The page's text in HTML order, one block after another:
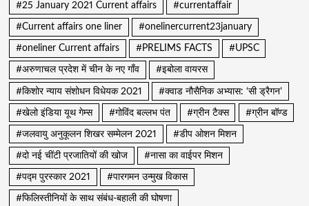
#25 January 2021 Current affairs #currentaffair
#Current affairs one liner #onelinercurrent23january
#oneliner Current affairs #PRELIMS FACTS #UPSC
#अरुणाचल प्रदेश में चीन के नए गाँव #इबोला वायरस
#किशोर न्याय संशोधन विधेयक 2021 #क्वाड नौसैनिक अभ्यास: ‘सी ड्रैगन’
#खेलो इंडिया यूथ गेम्स #गोविंद बल्लभ पंत #ग्रीन टैक्स #ग्रीन बॉण्ड
#जलवायु अनुकूलन शिखर सम्मेलन 2021 #डीप ओशन मिशन
#दो नई चींटी प्रजातियों की खोज #नासा का वाईपर मिशन
#पद्म पुरस्कार 2021 #पारगमन उन्मुख विकास
#फिलिस्तीनियों के साथ संबंध-बहाली की घोषणा